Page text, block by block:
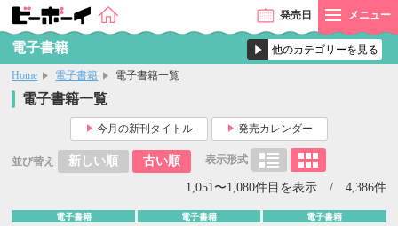
発売日 メニュー
電子書籍
Home 電子書籍 電子書籍一覧
電子書籍一覧
今月の新刊タイトル 発売カレンダー
並び替え 新しい順 古い順 表示形式
1,051〜1,080件目を表示 / 4,386件
電子書籍 電子書籍 電子書籍